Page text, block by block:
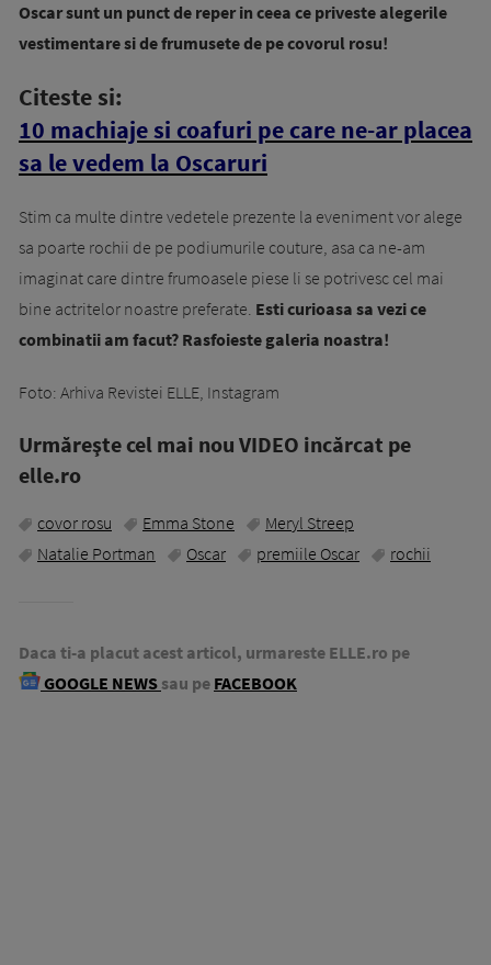
Oscar sunt un punct de reper in ceea ce priveste alegerile
vestimentare si de frumusete de pe covorul rosu!
Citeste si:
10 machiaje si coafuri pe care ne-ar placea
sa le vedem la Oscaruri
Stim ca multe dintre vedetele prezente la eveniment vor alege
sa poarte rochii de pe podiumurile couture, asa ca ne-am
imaginat care dintre frumoasele piese li se potrivesc cel mai
bine actritelor noastre preferate. Esti curioasa sa vezi ce
combinatii am facut? Rasfoieste galeria noastra!
Foto: Arhiva Revistei ELLE, Instagram
Urmăreşte cel mai nou VIDEO incărcat pe
elle.ro
covor rosu Emma Stone
Meryl Streep
Natalie Portman
Oscar premiile Oscar rochii
Daca ti-a placut acest articol, urmareste ELLE.ro pe
GOOGLE NEWS sau pe FACEBOOK